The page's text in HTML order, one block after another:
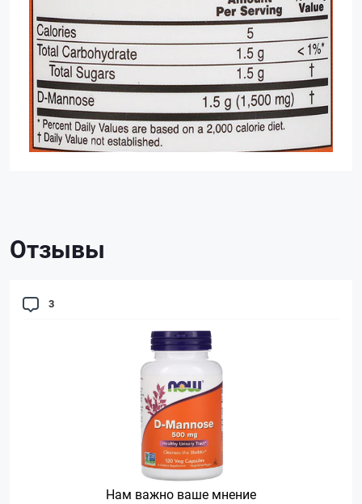
Отзывы
3
Нам важно ваше мнение